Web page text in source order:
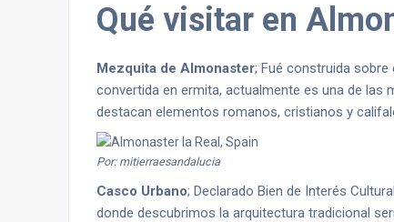
Qué visitar en
Mezquita de Almonaster; Fué construida
convertida en ermita, actualmente es una de las
destacan elementos romanos, cristianos y
Por: mitierraesandalucia
Casco Urbano; Declarado Bien de Interés
donde descubrimos la arquitectura tradicional